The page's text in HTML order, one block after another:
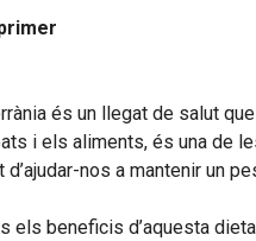
és un llegat de salut
i els aliments, és una de
nos a mantenir un
els beneficis d’aquesta